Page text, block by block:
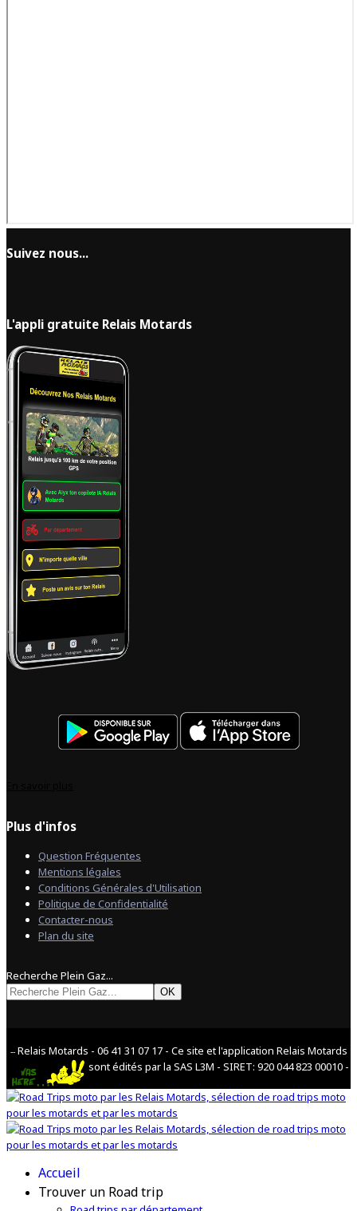
Suivez nous...
L'appli gratuite Relais Motards
Plus d'infos
Question Fréquentes
Mentions légales
Conditions Générales d'Utilisation
Politique de Confidentialité
Contacter-nous
Plan du site
Recherche Plein Gaz...
OK
-- Relais Motards - 06 41 31 07 17 - Ce site et l'application Relais Motards
sont édités par la SAS L3M - SIRET: 920 044 823 00010 -
Accueil
Trouver un Road trip